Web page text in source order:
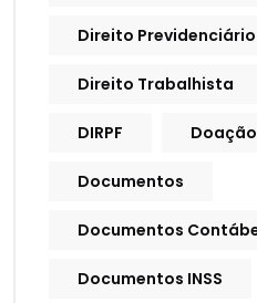
Direito Previdenciário
Direito Trabalhista
DIRPF
Documentos
Documentos
Documentos INSS